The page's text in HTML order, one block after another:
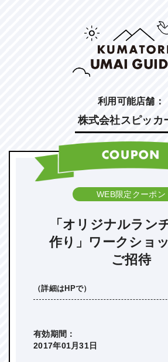
利用可能店舗：
株式会社スピッカ
WEB限定クーポン
「オリジナルラン
作り」ワークショ
ご招待
（詳細はHPで）
有効期間：
2017年01月31日